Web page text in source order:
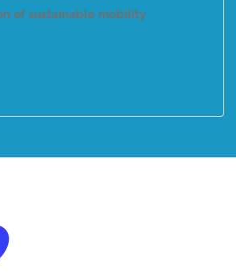
of sustainable mobility